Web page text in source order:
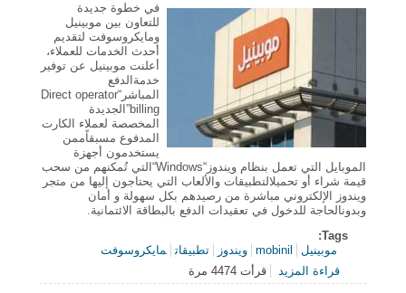
في خطوة جديدة
للتعاون بين موبينيل
ومايكروسوفت لتقديم
أحدث الخدمات للعملاء،
أعلنت موبينيل عن توفير
خدمةالدفع
المباشر“Direct operator
billing”الجديدة
المخصصة لعملاء الكارت
المدفوع مسبقاًممن
يستخدمون أجهزة
الموبايل التي تعمل بنظام ويندوز“Windows“التي تُمكنهم من سحب
قيمة شراء أو تحميلالتطبيقات والألعاب التي يحتاجون إليها من متجر
ويندوز الإلكتروني مباشرة من رصيدهم بكل سهولة و أمان
وبدونالحاجة للدخول في تعقيدات الدفع بالبطاقة الائتمانية.
Tags:
موبينيل
mobinil ويندوز تطبيقات
مايكروسوفت
قراءة المزيد
حول لأول مرة في مصر موبينيل تطلق خدمة الدفع
المباشر لشراء تطبيقات متجر ويندوز بالتعاون مع
قرأت 4474 مرة